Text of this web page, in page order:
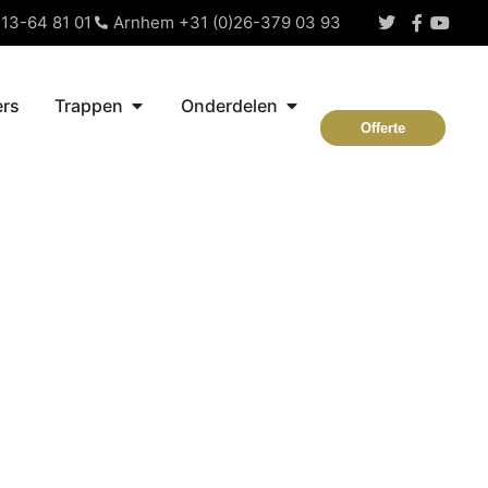
64 81 01 Arnhem +31 (0)26-379 03 93
Trappen Onderdelen
Offerte